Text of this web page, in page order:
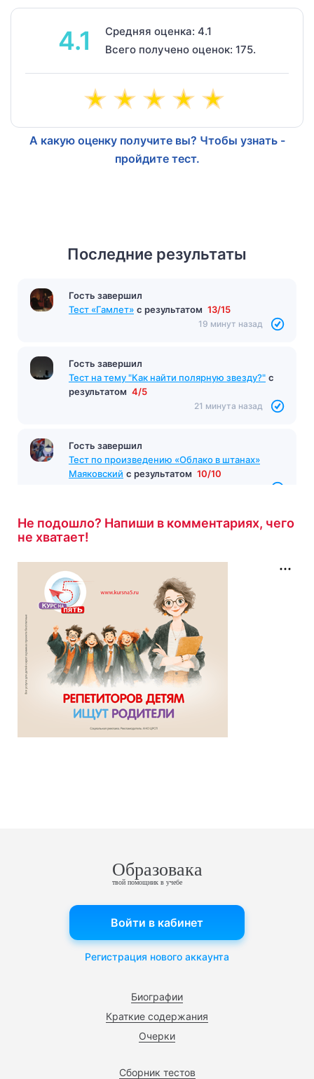
4.1
Средняя оценка: 4.1
Всего получено оценок: 175.
А какую оценку получите вы? Чтобы узнать -
пройдите тест.
Последние результаты
Гость завершил
Тест «Гамлет» с результатом 13/15
19 минут назад
Гость завершил
Тест на тему "Как найти полярную звезду?" с
результатом 4/5
21 минута назад
Гость завершил
Тест по произведению «Облако в штанах»
Маяковский с результатом 10/10
Не подошло? Напиши в комментариях, чего
не хватает!
Образовака
твой помощник в учебе
Биографии
Краткие содержания
Очерки
Сборник тестов
Войти в кабинет
Регистрация нового аккаунта